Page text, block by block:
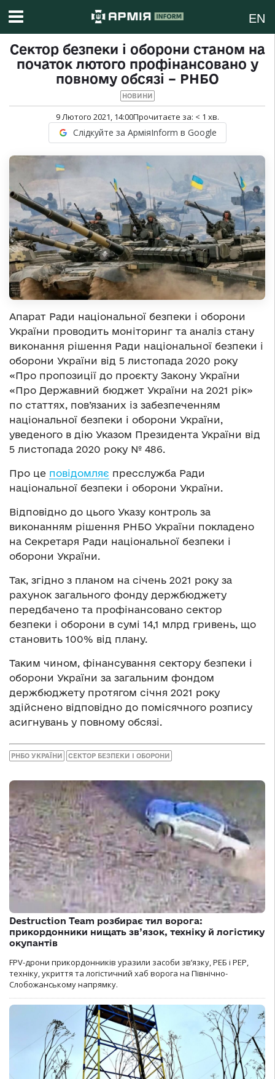
EN
Сектор безпеки і оборони станом на
початок лютого профінансовано у
повному обсязі – РНБО
НОВИНИ
9 Лютого 2021, 14:00Прочитаєте за: < 1 хв.
Слідкуйте за АрміяInform в Google
Апарат Ради національної безпеки і оборони
України проводить моніторинг та аналіз стану
виконання рішення Ради національної безпеки і
оборони України від 5 листопада 2020 року
«Про пропозиції до проєкту Закону України
«Про Державний бюджет України на 2021 рік»
по статтях, пов’язаних із забезпеченням
національної безпеки і оборони України,
уведеного в дію Указом Президента України від
5 листопада 2020 року № 486.
Про це повідомляє пресслужба Ради
національної безпеки і оборони України.
Відповідно до цього Указу контроль за
виконанням рішення РНБО України покладено
на Секретаря Ради національної безпеки і
оборони України.
Так, згідно з планом на січень 2021 року за
рахунок загального фонду держбюджету
передбачено та профінансовано сектор
безпеки і оборони в сумі 14,1 млрд гривень, що
становить 100% від плану.
Таким чином, фінансування сектору безпеки і
оборони України за загальним фондом
держбюджету протягом січня 2021 року
здійснено відповідно до помісячного розпису
асигнувань у повному обсязі.
РНБО УКРАЇНИ СЕКТОР БЕЗПЕКИ І ОБОРОНИ
Destruction Team розбирає тил ворога:
прикордонники нищать зв’язок, техніку й логістику
окупантів
FPV-дрони прикордонників уразили засоби зв’язку, РЕБ і РЕР,
техніку, укриття та логістичний хаб ворога на Північно-
Слобожанському напрямку.